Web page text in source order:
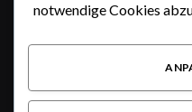
notwendige Cookies